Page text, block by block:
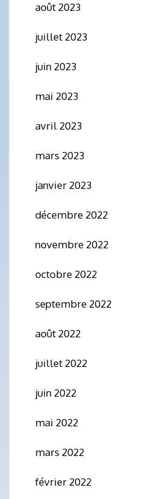
août 2023
juillet 2023
juin 2023
mai 2023
avril 2023
mars 2023
janvier 2023
décembre 2022
novembre 2022
octobre 2022
septembre 2022
août 2022
juillet 2022
juin 2022
mai 2022
mars 2022
février 2022